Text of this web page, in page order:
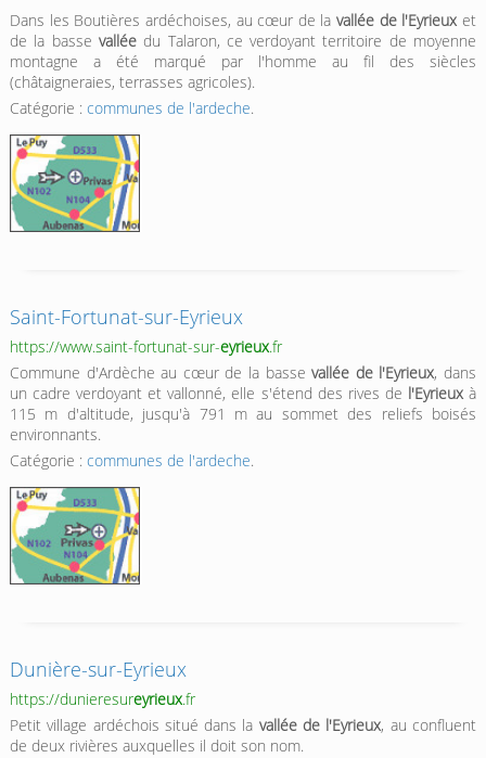
Dans les Boutières ardéchoises, au cœur de lavallée de l'Eyrieux et
de la basse valléedu Talaron, ce verdoyant territoire de moyenne
montagne a été marqué par l'homme au fil des siècles
(châtaigneraies, terrasses agricoles).
Catégorie : communes de l'ardeche.
Saint-Fortunat-sur-Eyrieux
https://www.saint-fortunat-sur-eyrieux.fr
Commune d'Ardèche au cœur de la bassevallée de l'Eyrieux, dans
un cadre verdoyant et vallonné, elle s'étend des rives de l'Eyrieuxà
115 m d'altitude, jusqu'à 791 m au sommet des reliefs boisés
environnants.
Catégorie : communes de l'ardeche.
Dunière-sur-Eyrieux
https://dunieresureyrieux.fr
Petit village ardéchois situé dans la vallée de l'Eyrieux, au confluent
de deux rivières auxquelles il doit son nom.